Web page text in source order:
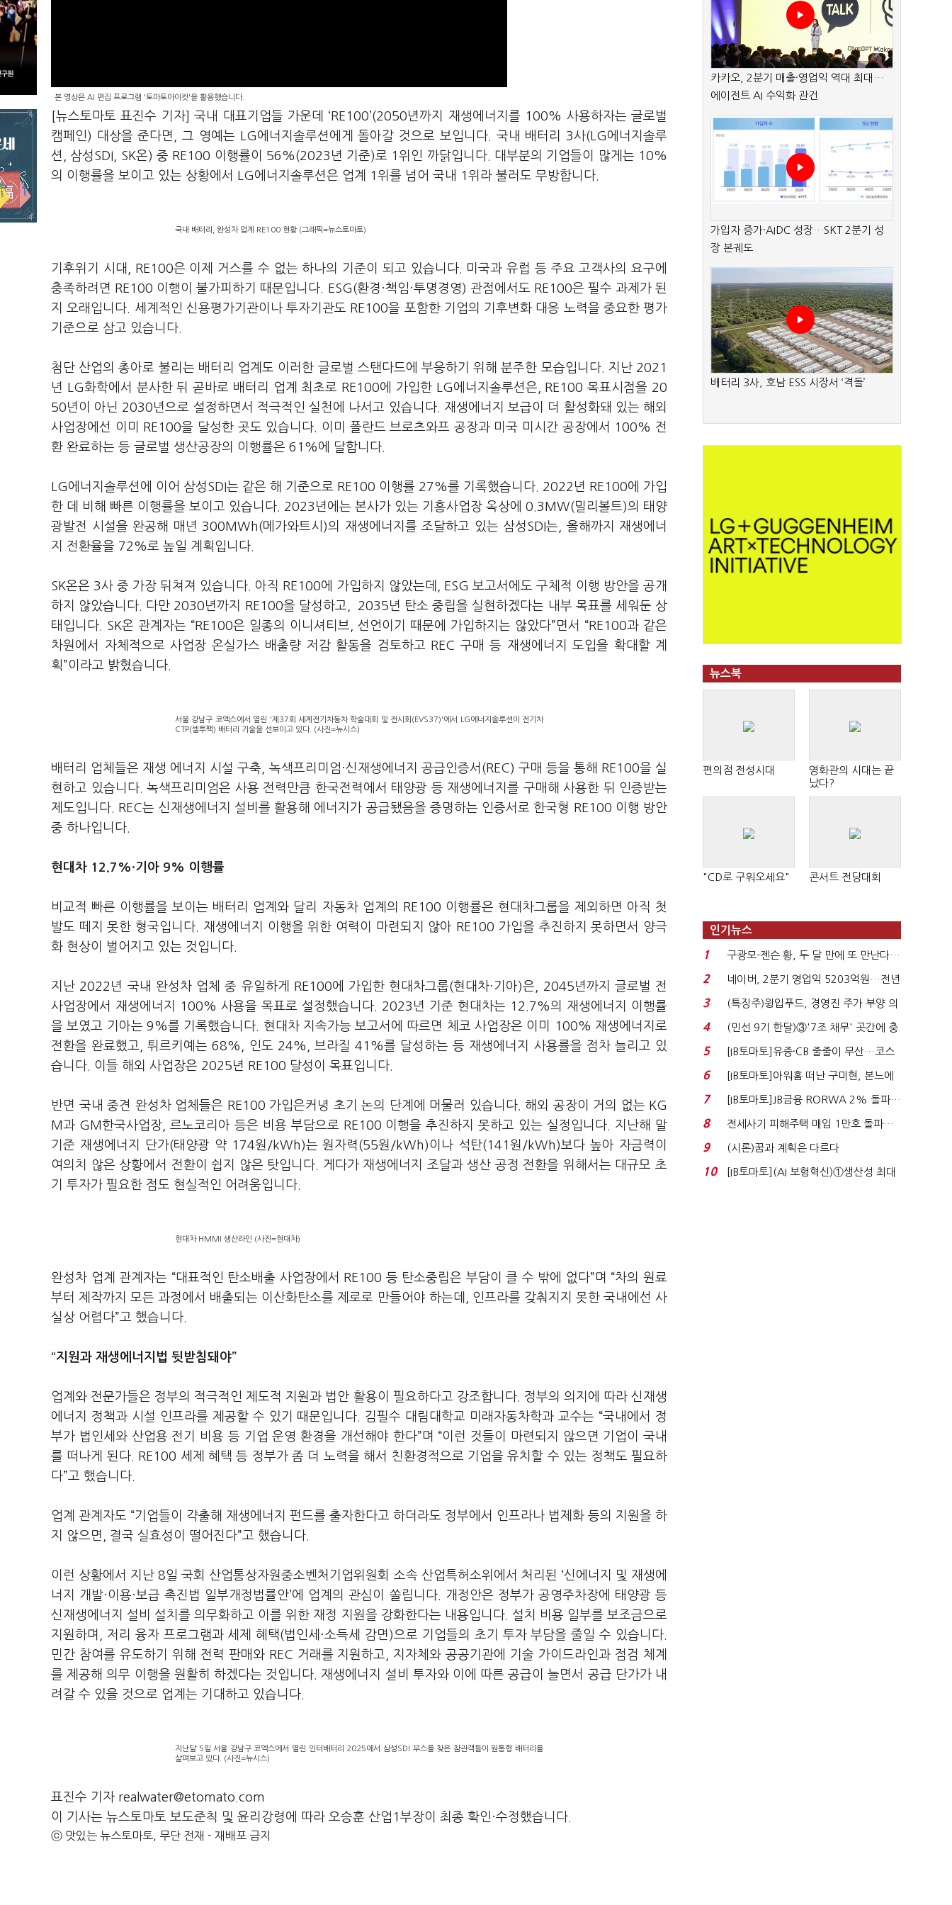
본 영상은 AI 편집 프로그램 '토마토아이컷'을 활용했습니다.
[뉴스토마토 표진수 기자] 국내 대표기업들 가운데 ‘ RE100’(2050년까지 재생에너지를 100% 사용하자는 글로벌
캠페인) 대상을 준다면, 그 영예는 LG에너지솔루션에게 돌아갈 것으로 보입니다. 국내 배터리 3사(LG에너지솔루
션, 삼성SDI, SK온) 중 RE100 이행률이 56%(2023년 기준)로 1위인 까닭입니다. 대부분의 기업들이 많게는 10%
의 이행률을 보이고 있는 상황에서 LG에너지솔루션은 업계 1위를 넘어 국내 1위라 불러도 무방합니다.
국내 배터리, 완성차 업계 RE100 현황 (그래픽=뉴스토마토)
기후위기 시대, RE100은 이제 거스를 수 없는 하나의 기준이 되고 있습니다. 미국과 유럽 등 주요 고객사의 요구에
충족하려면 RE100 이행이 불가피하기 때문입니다. ESG(환경·책임·투명경영) 관점에서도 RE100은 필수 과제가 된
지 오래입니다. 세계적인 신용평가기관이나 투자기관도 RE100을 포함한 기업의 기후변화 대응 노력을 중요한 평가
기준으로 삼고 있습니다.
첨단 산업의 총아로 불리는 배터리 업계도 이러한 글로벌 스탠다드에 부응하기 위해 분주한 모습입니다. 지난 2021
년 LG화학에서 분사한 뒤 곧바로 배터리 업계 최초로 RE100에 가입한 LG에너지솔루션은, RE100 목표시점을 20
50년이 아닌 2030년으로 설정하면서 적극적인 실천에 나서고 있습니다. 재생에너지 보급이 더 활성화돼 있는 해외
사업장에선 이미 RE100을 달성한 곳도 있습니다. 이미 폴란드 브로츠와프 공장과 미국 미시간 공장에서 100% 전
환 완료하는 등 글로벌 생산공장의 이행률은 61%에 달합니다.
LG에너지솔루션에 이어 삼성SDI는 같은 해 기준으로 RE100 이행률 27%를 기록했습니다. 2022년 RE100에 가입
한 데 비해 빠른 이행률을 보이고 있습니다. 2023년에는 본사가 있는 기흥사업장 옥상에 0.3MW(밀리볼트)의 태양
광발전 시설을 완공해 매년 300MWh(메가와트시)의 재생에너지를 조달하고 있는 삼성SDI는, 올해까지 재생에너
지 전환율을 72%로 높일 계획입니다.
SK온은 3사 중 가장 뒤쳐져 있습니다. 아직 RE100에 가입하지 않았는데, ESG 보고서에도 구체적 이행 방안을 공개
하지 않았습니다. 다만 2030년까지 RE100을 달성하고, 2035년 탄소 중립을 실현하겠다는 내부 목표를 세워둔 상
태입니다. SK온 관계자는 “RE100은 일종의 이니셔티브, 선언이기 때문에 가입하지는 않았다”면서 “RE100과 같은
차원에서 자체적으로 사업장 온실가스 배출량 저감 활동을 검토하고 REC 구매 등 재생에너지 도입을 확대할 계
획”이라고 밝혔습니다.
서울 강남구 코엑스에서 열린 '제37회 세계전기차동차 학술대회 및 전시회(EVS37)'에서 LG에너지솔루션이 전기차
CTP(셀투팩) 배터리 기술을 선보이고 있다. (사진=뉴시스)
배터리 업체들은 재생 에너지 시설 구축, 녹색프리미엄 ·신재생에너지 공급인증서(REC) 구매 등을 통해 RE100을 실
현하고 있습니다. 녹색프리미엄은 사용 전력만큼 한국전력에서 태양광 등 재생에너지를 구매해 사용한 뒤 인증받는
제도입니다. REC는 신재생에너지 설비를 활용해 에너지가 공급됐음을 증명하는 인증서로 한국형 RE100 이행 방안
중 하나입니다.
현대차 12.7%·기아 9% 이행률
비교적 빠른 이행률을 보이는 배터리 업계와 달리 자동차 업계의 RE100 이행률은 현대차그룹을 제외하면 아직 첫
발도 떼지 못한 형국입니다. 재생에너지 이행을 위한 여력이 마련되지 않아 RE100 가입을 추진하지 못하면서 양극
화 현상이 벌어지고 있는 것입니다.
지난 2022년 국내 완성차 업체 중 유일하게 RE100에 가입한 현대차그룹(현대차·기아)은, 2045년까지 글로벌 전
사업장에서 재생에너지 100% 사용을 목표로 설정했습니다. 2023년 기준 현대차는 12.7%의 재생에너지 이행률
을 보였고 기아는 9%를 기록했습니다. 현대차 지속가능 보고서에 따르면 체코 사업장은 이미 100% 재생에너지로
전환을 완료했고, 튀르키예는 68%, 인도 24%, 브라질 41%를 달성하는 등 재생에너지 사용률을 점차 늘리고 있
습니다. 이들 해외 사업장은 2025년 RE100 달성이 목표입니다.
반면 국내 중견 완성차 업체들은 RE100 가입은커녕 초기 논의 단계에 머물러 있습니다. 해외 공장이 거의 없는 KG
M과 GM한국사업장, 르노코리아 등은 비용 부담으로 RE100 이행을 추진하지 못하고 있는 실정입니다. 지난해 말
기준 재생에너지 단가(태양광 약 174원/kWh)는 원자력(55원/kWh)이나 석탄(141원/kWh)보다 높아 자금력이
여의치 않은 상황에서 전환이 쉽지 않은 탓입니다. 게다가 재생에너지 조달과 생산 공정 전환을 위해서는 대규모 초
기 투자가 필요한 점도 현실적인 어려움입니다.
현대차 HMMI 생산라인 (사진=현대차)
완성차 업계 관계자는 “대표적인 탄소배출 사업장에서 RE100 등 탄소중립은 부담이 클 수 밖에 없다”며 “차의 원료
부터 제작까지 모든 과정에서 배출되는 이산화탄소를 제로로 만들어야 하는데, 인프라를 갖춰지지 못한 국내에선 사
실상 어렵다”고 했습니다.
“지원과 재생에너지법 뒷받침돼야”
업계와 전문가들은 정부의 적극적인 제도적 지원과 법안 활용이 필요하다고 강조합니다. 정부의 의지에 따라 신재생
에너지 정책과 시설 인프라를 제공할 수 있기 때문입니다. 김필수 대림대학교 미래자동차학과 교수는 “국내에서 정
부가 법인세와 산업용 전기 비용 등 기업 운영 환경을 개선해야 한다”며 “이런 것들이 마련되지 않으면 기업이 국내
를 떠나게 된다. RE100 세제 혜택 등 정부가 좀 더 노력을 해서 친환경적으로 기업을 유치할 수 있는 정책도 필요하
다”고 했습니다.
업계 관계자도 “기업들이 갹출해 재생에너지 펀드를 출자한다고 하더라도 정부에서 인프라나 법제화 등의 지원을 하
지 않으면, 결국 실효성이 떨어진다”고 했습니다.
이런 상황에서 지난 8일 국회 산업통상자원중소벤처기업위원회 소속 산업특허소위에서 처리된 ‘신에너지 및 재생에
너지 개발·이용·보급 촉진법 일부개정법률안’에 업계의 관심이 쏠립니다. 개정안은 정부가 공영주차장에 태양광 등
신재생에너지 설비 설치를 의무화하고 이를 위한 재정 지원을 강화한다는 내용입니다. 설치 비용 일부를 보조금으로
지원하며, 저리 융자 프로그램과 세제 혜택(법인세·소득세 감면)으로 기업들의 초기 투자 부담을 줄일 수 있습니다.
민간 참여를 유도하기 위해 전력 판매와 REC 거래를 지원하고, 지자체와 공공기관에 기술 가이드라인과 점검 체계
를 제공해 의무 이행을 원활히 하겠다는 것입니다. 재생에너지 설비 투자와 이에 따른 공급이 늘면서 공급 단가가 내
려갈 수 있을 것으로 업계는 기대하고 있습니다.
지난달 5일 서울 강남구 코엑스에서 열린 인터배터리 2025에서 삼성SDI 부스를 찾은 참관객들이 원통형 배터리를
살펴보고 있다. (사진=뉴시스)
표진수 기자 realwater@etomato.com
이 기사는 뉴스토마토 보도준칙 및 윤리강령에 따라 오승훈 산업1부장이 최종 확인·수정했습니다.
ⓒ 맛있는 뉴스토마토, 무단 전재 - 재배포 금지
카카오, 2분기 매출·영업익 역대 최대…
에이전트 AI 수익화 관건
가입자 증가·AIDC 성장…SKT 2분기 성
장 본궤도
배터리 3사, 호남 ESS 시장서 ‘격돌’
뉴스북
편의점 전성시대
영화관의 시대는 끝
났다?
"CD로 구워오세요" 콘서트 전당대회
인기뉴스
1
구광모-젠슨 황, 두 달 만에 또 만난다…
로봇·AI 등 논...
2
네이버, 2분기 영업익 5203억원…전년
비 0.2% 감소...
3
(특징주)윙입푸드, 경영진 주가 부양 의
지에 상한가...
4
(민선 9기 한달)③'7조 채무' 곳간에 충
격…추미애, 20년...
5
[IB토마토]유증·CB 줄줄이 무산…코스
닥 벌점 급증에 ...
6
[IB토마토]아워홈 떠난 구미현, 본느에
340억 베팅…가...
7
[IB토마토]JB금융 RORWA 2% 돌파…
실적 견인은 은행 ...
8
전세사기 피해주택 매입 1만호 돌파…
누적 피해자 4만2...
9 (시론)꿈과 계획은 다르다
10
[IB토마토](AI 보험혁신)①생산성 최대